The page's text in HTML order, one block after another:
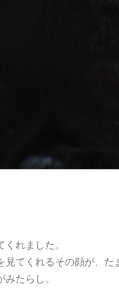
れました。
てくれるその顔が、た
たらし。